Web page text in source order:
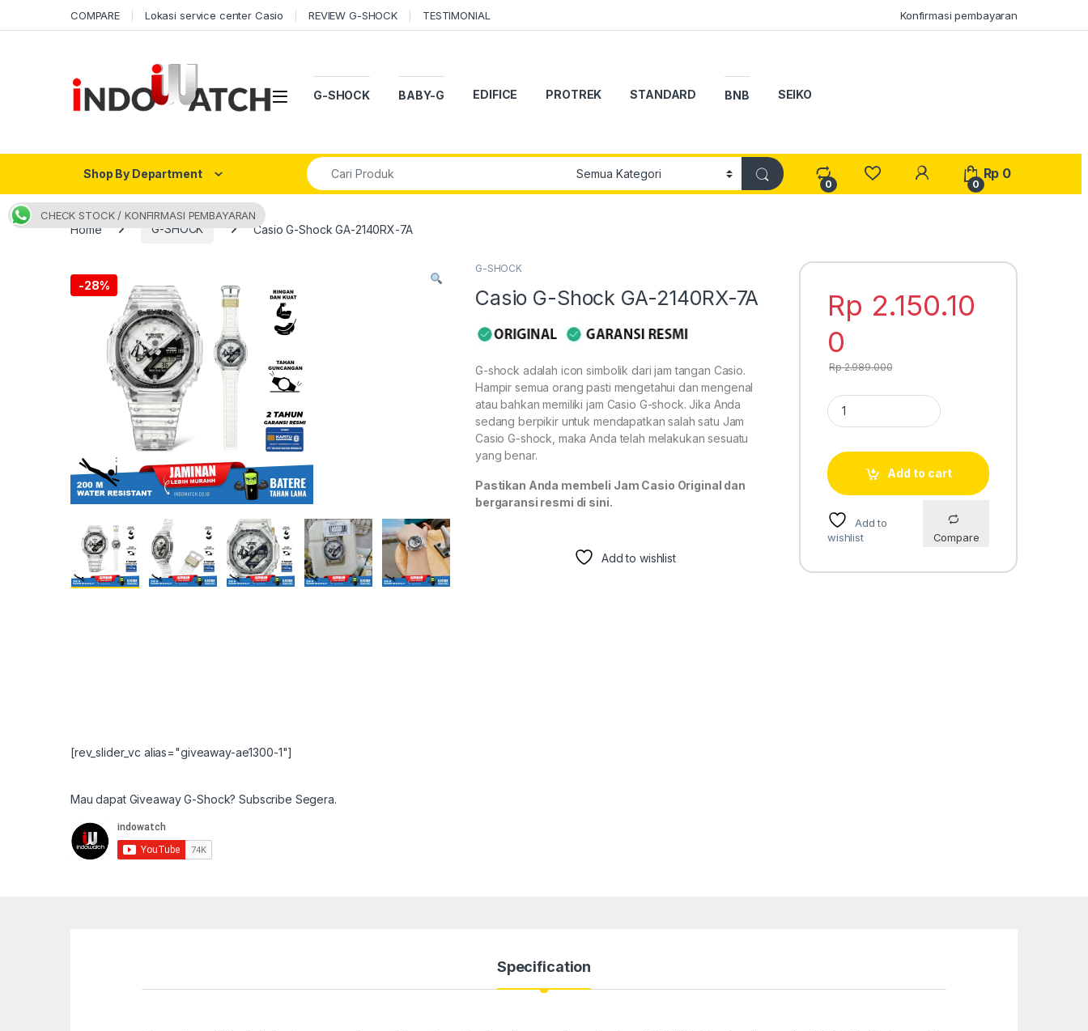
COMPARE Lokasi service center Casio REVIEW G-SHOCK TESTIMONIAL Konfirmasi pembayaran
Open G-SHOCK BABY-G EDIFICE PROTREK STANDARD BNB SEIKO
Shop By Department
Search for:
0
My Account
0
Rp 0
Home G-SHOCK Casio G-Shock GA-2140RX-7A
-28%
G-SHOCK
Casio G-Shock GA-2140RX-7A
G-shock adalah icon simbolik dari jam tangan Casio.
Hampir semua orang pasti mengetahui dan mengenal
atau bahkan memiliki jam Casio G-shock. Jika Anda
sedang berpikir untuk mendapatkan salah satu Jam
Casio G-shock, maka Anda telah melakukan sesuatu
yang benar.
Pastikan Anda membeli Jam Casio Original dan
bergaransi resmi di sini.
Add to wishlist
Rp 2.150.10
0
Rp2.989.000
Casio G-Shock GA-2140RX-7A quantity
Add to cart
Add to
wishlist
Compare
[rev_slider_vc alias="giveaway-ae1300-1"]
Mau dapat Giveaway G-Shock? Subscribe Segera.
Specification
CHECK STOCK / KONFIRMASI PEMBAYARAN